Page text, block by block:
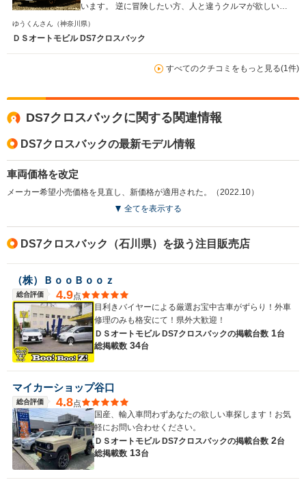
います。 逆に冒険したい方、人と違うクルマが欲しい方
には有力な候補のひとつになると思います。 実際に、ド
イツ車の安心感や安定感から離れて個性が欲しいという方
が購入されるケースが多いとディーラーさんに伺いまし
てのデキの良さも是非のって試していただきたいです。
滑らかさ、実燃費の良さなどは結構優秀だと思います。
ですので、メリットデメリットを差し引いてもなお、独裁
的なデザインに惹かれた、自分の好きなものに囲まれてい
たい方にとっては、DS7の“単純なクルマとしてのデキの
良さ”も含めておすすめしたいクルマだと思います。 万人
受けする車種ではないのは確かだとも思うので、是非一度
ゆうくんさん （神奈川県）
ＤＳオートモビル DS7クロスバック
すべてのクチコミをもっと見る(1件)
DS7クロスバックに関する関連情報
DS7クロスバックの最新モデル情報
車両価格を改定
メーカー希望小売価格を見直し、新価格が適用された。（2022.10）
全てを表示する
DS7クロスバック（石川県）を扱う注目販売店
（株）ＢｏｏＢｏｏｚ
総合評価 4.9点
目利きバイヤーによる厳選お宝中古車がずらり！外車
修理のみも格安にて！県外大歓迎！
ＤＳオートモビル DS7クロスバックの掲載台数 1台
総掲載数 34台
マイカーショップ谷口
総合評価 4.8点
国産、輸入車問わずあなたの欲しい車探します！お気
軽にお問い合わせください。
ＤＳオートモビル DS7クロスバックの掲載台数 2台
総掲載数 13台